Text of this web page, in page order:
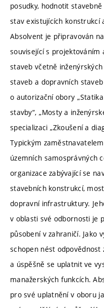
posudky, hodnotit
stav existujících konstrukcí
Absolvent je připravován
související s projektováním
staveb včetně
staveb a dopravních
o autorizační obory
stavby“, „Mosty a
specializaci „Zkoušení a
Typickým
územních samosprávných
organizace zabývající se
stavebních konstrukcí,
dopravní infrastruktury.
v oblasti své odbornosti je
působení v zahraničí. Jako
schopen nést odpovědnost
a úspěšně se uplatnit ve
manažerských funkcích.
pro své uplatnění v oboru